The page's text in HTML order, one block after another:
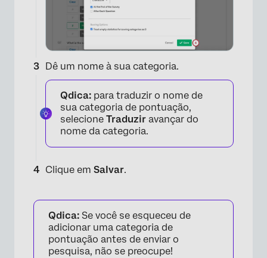
Dê um nome à sua categoria.
Qdica: para traduzir o nome de
sua categoria de pontuação,
selecione Traduzir avançar do
nome da categoria.
Clique em Salvar.
Qdica: Se você se esqueceu de
adicionar uma categoria de
pontuação antes de enviar o
pesquisa, não se preocupe!